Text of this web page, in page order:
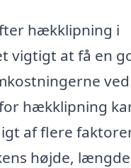
hækklipning i
vigtigt at få en
hækklipning
af flere
højde,